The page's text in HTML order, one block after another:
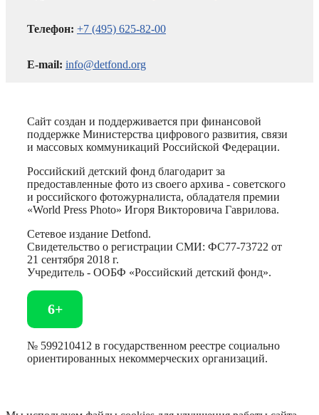
Телефон: +7 (495) 625-82-00
E-mail: info@detfond.org
Сайт создан и поддерживается при финансовой
поддержке Министерства цифрового развития, связи
и массовых коммуникаций Российской Федерации.
Российский детский фонд благодарит за
предоставленные фото из своего архива - советского
и российского фотожурналиста, обладателя премии
«World Press Photo» Игоря Викторовича Гаврилова.
Сетевое издание Detfond.
Свидетельство о регистрации СМИ: ФС77-73722 от
21 сентября 2018 г.
Учредитель - ООБФ «Российский детский фонд».
6+
№ 599210412 в государственном реестре социально
ориентированных некоммерческих организаций.